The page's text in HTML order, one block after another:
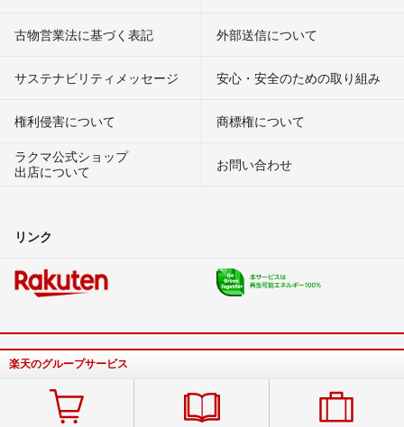
古物営業法に基づく表記 外部送信について
サステナビリティメッセージ 安心・安全のための取り組み
権利侵害について
商標権について
ラクマ公式ショップ
出店について
お問い合わせ
リンク
楽天のグループサービス